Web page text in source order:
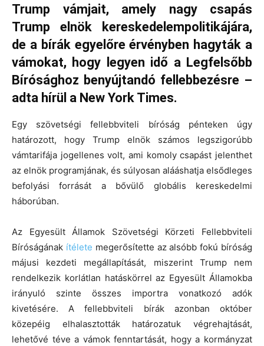
Trump vámjait, amely nagy csapás
Trump elnök kereskedelempolitikájára,
de a bírák egyelőre érvényben hagyták a
vámokat, hogy legyen idő a Legfelsőbb
Bírósághoz benyújtandó fellebbezésre –
adta hírül a New York Times.
Egy szövetségi fellebbviteli bíróság pénteken úgy
határozott, hogy Trump elnök számos legszigorúbb
vámtarifája jogellenes volt, ami komoly csapást jelenthet
az elnök programjának, és súlyosan alááshatja elsődleges
befolyási forrását a bővülő globális kereskedelmi
háborúban.
Az Egyesült Államok Szövetségi Körzeti Fellebbviteli
Bíróságának ítélete megerősítette az alsóbb fokú bíróság
májusi kezdeti megállapítását, miszerint Trump nem
rendelkezik korlátlan hatáskörrel az Egyesült Államokba
irányuló szinte összes importra vonatkozó adók
kivetésére. A fellebbviteli bírák azonban október
közepéig elhalasztották határozatuk végrehajtását,
lehetővé téve a vámok fenntartását, hogy a kormányzat